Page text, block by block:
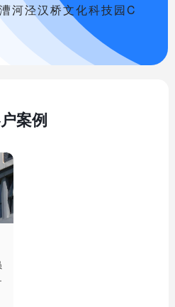
河泾汉桥文化科技园C
案例